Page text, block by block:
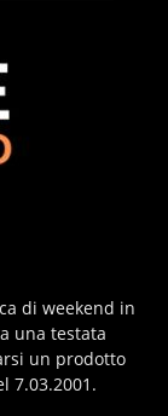
di weekend in
una testata
un prodotto
7.03.2001.